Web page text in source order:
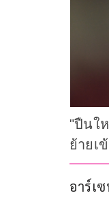
"ปืนใ
ย้ายเ
อาร์เ